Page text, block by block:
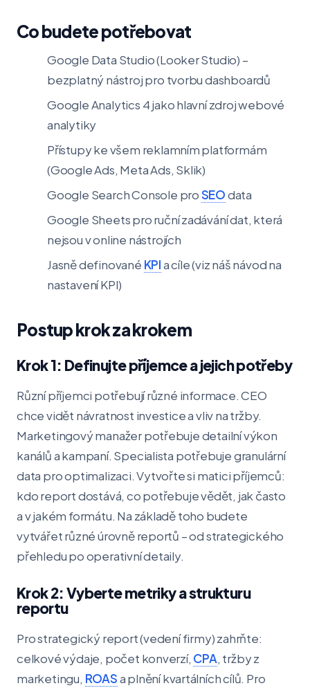
Co budete potřebovat
Google Data Studio (Looker Studio) –
bezplatný nástroj pro tvorbu dashboardů
Google Analytics 4 jako hlavní zdroj webové
analytiky
Přístupy ke všem reklamním platformám
(Google Ads, Meta Ads, Sklik)
Google Search Console proSEOdata
Google Sheets pro ruční zadávání dat, která
nejsou v online nástrojích
Jasně definované KPIa cíle (viz náš návod na
nastavení KPI)
Postup krok za krokem
Krok 1: Definujte příjemce a jejich potřeby
Různí příjemci potřebují různé informace. CEO
chce vidět návratnost investice a vliv na tržby.
Marketingový manažer potřebuje detailní výkon
kanálů a kampaní. Specialista potřebuje granulární
data pro optimalizaci. Vytvořte si matici příjemců:
kdo report dostává, co potřebuje vědět, jak často
a v jakém formátu. Na základě toho budete
vytvářet různé úrovně reportů – od strategického
přehledu po operativní detaily.
Krok 2: Vyberte metriky a strukturu
reportu
Pro strategický report (vedení firmy) zahrňte:
celkové výdaje, počet konverzí, CPA, tržby z
marketingu, ROASa plnění kvartálních cílů. Pro